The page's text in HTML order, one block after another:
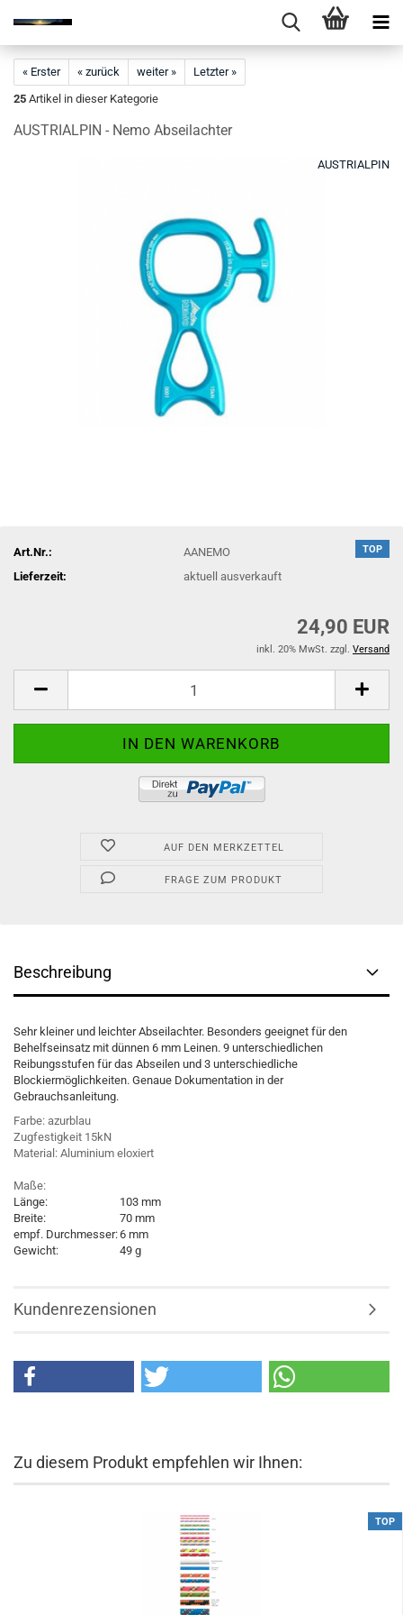
« Erster « zurück weiter »
Letzter »
25 Artikel in dieser Kategorie
AUSTRIALPIN - Nemo Abseilachter
AUSTRIALPIN
TOP
Art.Nr.:
AANEMO
Lieferzeit:
aktuell ausverkauft
24,90 EUR
inkl. 20% MwSt. zzgl. Versand
AUF DEN MERKZETTEL
FRAGE ZUM PRODUKT
Beschreibung
Sehr kleiner und leichter Abseilachter. Besonders geeignet für den
Behelfseinsatz mit dünnen 6 mm Leinen. 9 unterschiedlichen
Reibungsstufen für das Abseilen und 3 unterschiedliche
Blockiermöglichkeiten. Genaue Dokumentation in der
Gebrauchsanleitung.
Farbe: azurblau
Zugfestigkeit 15kN
Material: Aluminium eloxiert
Maße:
Länge:
103 mm
Breite:
70 mm
empf. Durchmesser:6 mm
Gewicht:
49 g
Kundenrezensionen
Zu diesem Produkt empfehlen wir Ihnen:
TOP